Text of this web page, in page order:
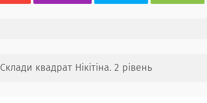
Склади квадрат Нікітіна. 2 рівень